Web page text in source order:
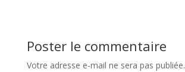
Poster le commentaire
Votre adresse e-mail ne sera pas publiée.